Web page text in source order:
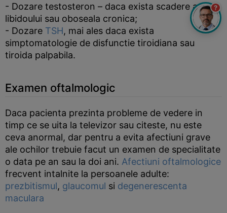
- Dozare testosteron – daca exista scadere a
libidoului sau oboseala cronica;
- Dozare TSH, mai ales daca exista
simptomatologie de disfunctie tiroidiana sau
tiroida palpabila.
Examen oftalmologic
Daca pacienta prezinta probleme de vedere in
timp ce se uita la televizor sau citeste, nu este
ceva anormal, dar pentru a evita afectiuni grave
ale ochilor trebuie facut un examen de specialitate
o data pe an sau la doi ani. Afectiuni oftalmologice
frecvent intalnite la persoanele adulte:
prezbitismul, glaucomul si degenerescenta
maculara
?